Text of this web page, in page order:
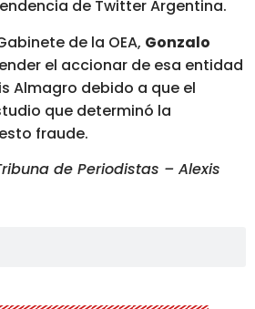
de Twitter Argentina.
de la OEA, Gonzalo
el accionar de esa entidad
Almagro debido a que el
que determinó la
fraude.
de Periodistas – Alexis